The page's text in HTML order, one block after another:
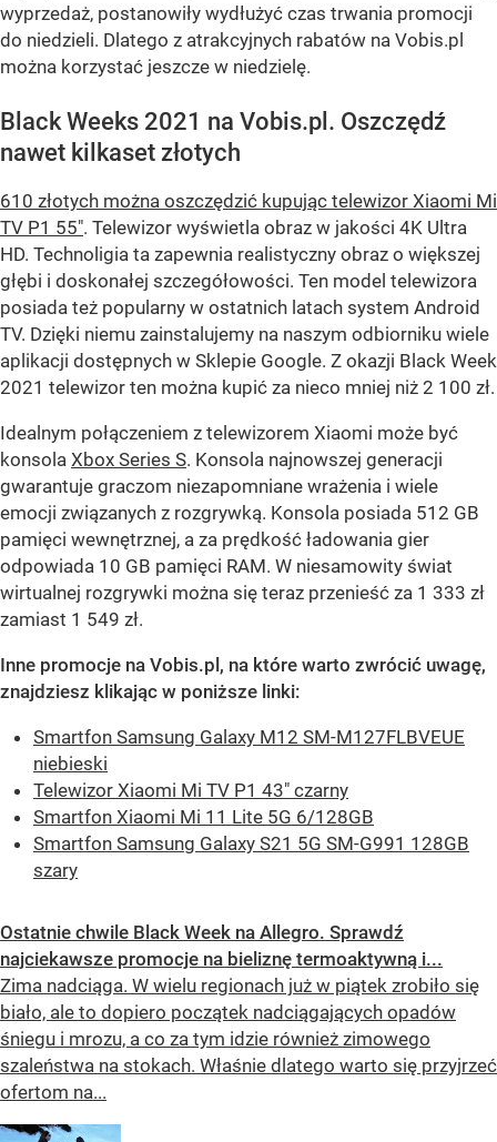
wyprzedaż, postanowiły wydłużyć czas trwania promocji
do niedzieli. Dlatego z atrakcyjnych rabatów na Vobis.pl
można korzystać jeszcze w niedzielę.
Black Weeks 2021 na Vobis.pl. Oszczędź
nawet kilkaset złotych
610 złotych można oszczędzić kupując telewizor Xiaomi Mi
TV P1 55". Telewizor wyświetla obraz w jakości 4K Ultra
HD. Technoligia ta zapewnia realistyczny obraz o większej
głębi i doskonałej szczegółowości. Ten model telewizora
posiada też popularny w ostatnich latach system Android
TV. Dzięki niemu zainstalujemy na naszym odbiorniku wiele
aplikacji dostępnych w Sklepie Google. Z okazji Black Week
2021 telewizor ten można kupić za nieco mniej niż 2 100 zł.
Idealnym połączeniem z telewizorem Xiaomi może być
konsola Xbox Series S. Konsola najnowszej generacji
gwarantuje graczom niezapomniane wrażenia i wiele
emocji związanych z rozgrywką. Konsola posiada 512 GB
pamięci wewnętrznej, a za prędkość ładowania gier
odpowiada 10 GB pamięci RAM. W niesamowity świat
wirtualnej rozgrywki można się teraz przenieść za 1 333 zł
zamiast 1 549 zł.
Inne promocje na Vobis.pl, na które warto zwrócić uwagę,
znajdziesz klikając w poniższe linki:
Smartfon Samsung Galaxy M12 SM-M127FLBVEUE
niebieski
Telewizor Xiaomi Mi TV P1 43" czarny
Smartfon Xiaomi Mi 11 Lite 5G 6/128GB
Smartfon Samsung Galaxy S21 5G SM-G991 128GB
szary
Ostatnie chwile Black Week na Allegro. Sprawdź
najciekawsze promocje na bieliznę termoaktywną i...
Zima nadciąga. W wielu regionach już w piątek zrobiło się
biało, ale to dopiero początek nadciągających opadów
śniegu i mrozu, a co za tym idzie również zimowego
szaleństwa na stokach. Właśnie dlatego warto się przyjrzeć
ofertom na...